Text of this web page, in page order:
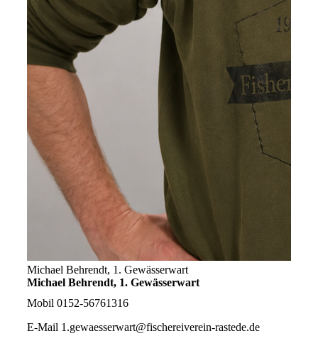
Michael Behrendt, 1. Gewässerwart
Michael Behrendt, 1. Gewässerwart
Mobil 0152-56761316
E-Mail 1.gewaesserwart@fischereiverein-rastede.de